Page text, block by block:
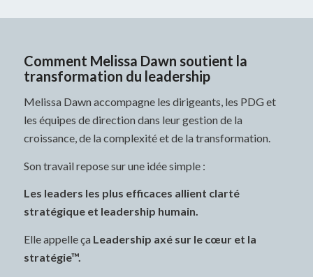
Comment Melissa Dawn soutient la
transformation du leadership
Melissa Dawn accompagne les dirigeants, les PDG et
les équipes de direction dans leur gestion de la
croissance, de la complexité et de la transformation.
Son travail repose sur une idée simple :
Les leaders les plus efficaces allient clarté
stratégique et leadership humain.
Elle appelle ça Leadership axé sur le cœur et la
stratégie™.